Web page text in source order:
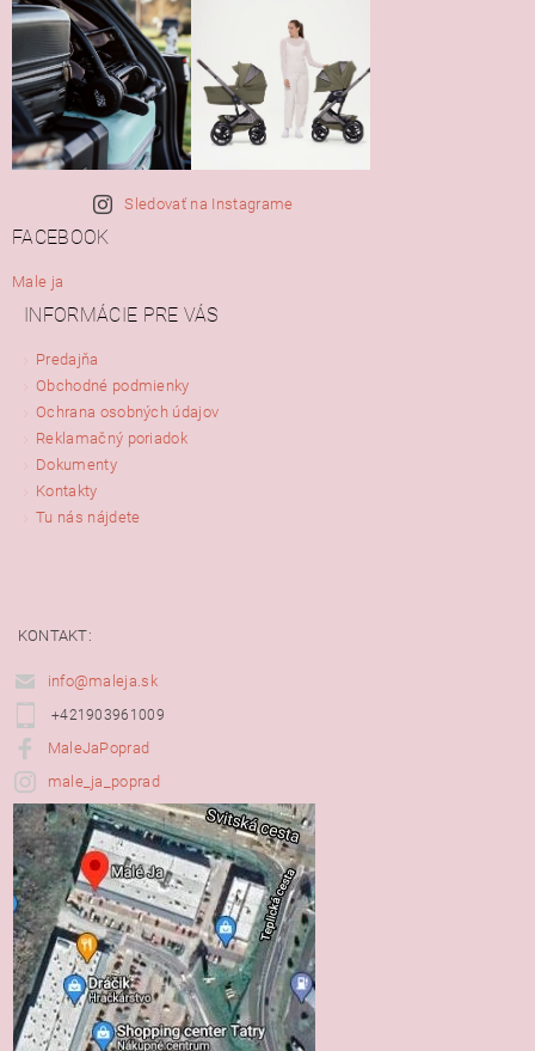
Sledovať na Instagrame
FACEBOOK
Male ja
INFORMÁCIE PRE VÁS
Predajňa
Obchodné podmienky
Ochrana osobných údajov
Reklamačný poriadok
Dokumenty
Kontakty
Tu nás nájdete
KONTAKT:
info@maleja.sk
+421903961009
MaleJaPoprad
male_ja_poprad